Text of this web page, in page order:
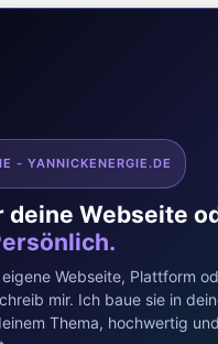
- YANNICKENERGIE.DE
deine Webseite
Webseite, Plattform
mir. Ich baue sie in
Thema, hochwertig und